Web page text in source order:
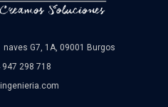
G7, 1A, 09001 Burgos
947 298 718